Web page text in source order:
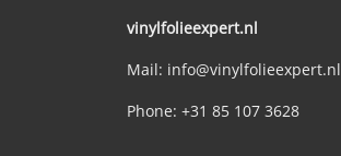
vinylfolieexpert.nl
Mail: info@vinylfolieexpert.nl
Phone: +31 85 107 3628